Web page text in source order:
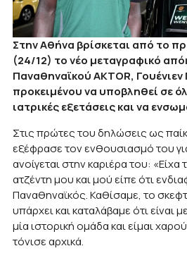
Στην Αθήνα βρίσκεται από το
(24/12) το νέο μεταγραφικό
Παναθηναϊκού AKTOR,
προκειμένου να υποβληθεί σε
ιατρικές εξετάσεις και να
Στις πρώτες του δηλώσεις ως
εξέφρασε τον ενθουσιασμό του
ανοίγεται στην καριέρα του:
ατζέντη μου και μού είπε ότι
Παναθηναϊκός. Καθίσαμε, το
υπάρχει και καταλάβαμε ότι είναι
μία ιστορική ομάδα και είμαι
τόνισε αρχικά.